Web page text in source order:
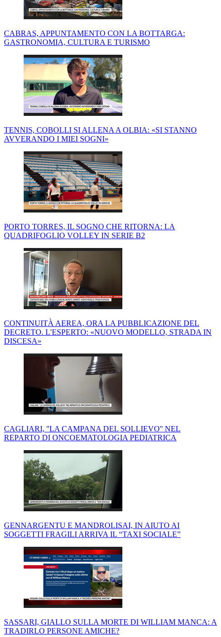
CABRAS, APPUNTAMENTO CON LA BOTTARGA:
GASTRONOMIA, CULTURA E TURISMO
TENNIS, COBOLLI SI ALLENA A OLBIA: «SI STANNO
AVVERANDO I MIEI SOGNI»
PORTO TORRES, IL SOGNO CHE RITORNA: LA
QUADRIFOGLIO VOLLEY IN SERIE B2
CONTINUITÀ AEREA, ORA LA PUBBLICAZIONE DEL
DECRETO. L'ESPERTO: «NUOVO MODELLO, STRADA IN
DISCESA»
CAGLIARI, ''LA CAMPANA DEL SOLLIEVO'' NEL
REPARTO DI ONCOEMATOLOGIA PEDIATRICA
GENNARGENTU E MANDROLISAI, IN AIUTO AI
SOGGETTI FRAGILI ARRIVA IL “TAXI SOCIALE”
SASSARI, GIALLO SULLA MORTE DI WILLIAM MANCA: A
TRADIRLO PERSONE AMICHE?